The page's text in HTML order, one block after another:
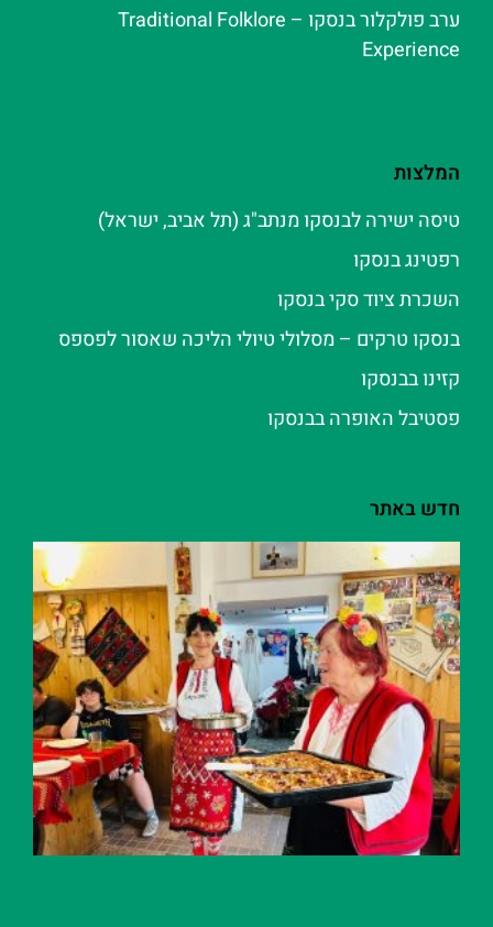
ערב פולקלור בנסקו – Traditional Folklore
Experience
המלצות
טיסה ישירה לבנסקו מנתב"ג (תל אביב, ישראל)
רפטינג בנסקו
השכרת ציוד סקי בנסקו
בנסקו טרקים – מסלולי טיולי הליכה שאסור לפספס
קזינו בבנסקו
פסטיבל האופרה בבנסקו
חדש באתר